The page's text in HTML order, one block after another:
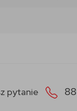
pytanie